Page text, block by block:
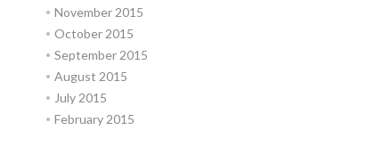
November 2015
October 2015
September 2015
August 2015
July 2015
February 2015